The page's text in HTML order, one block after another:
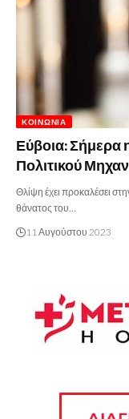
ΚΟΙΝΩΝΊΑ
Εύβοια: Σήμερα
Πολιτικού
Θλίψη έχει προκαλέσει
θάνατος του…
11 Αυγούστου 2023